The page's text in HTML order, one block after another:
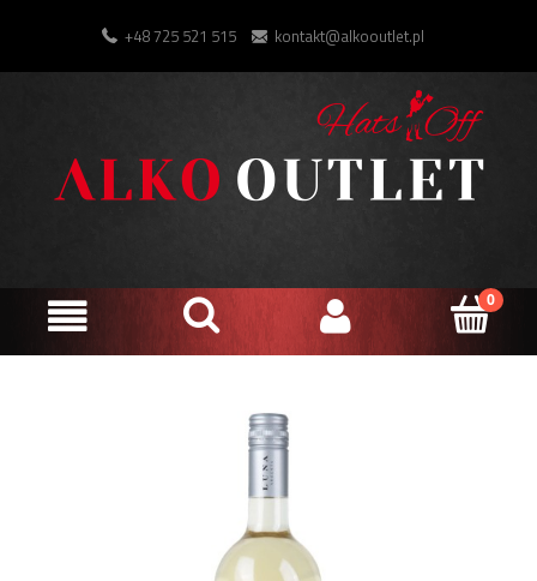
+48 725 521 515 kontakt@alkooutlet.pl